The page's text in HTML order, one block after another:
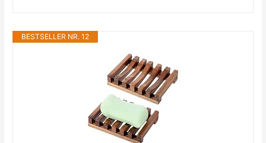
BESTSELLER NR. 12